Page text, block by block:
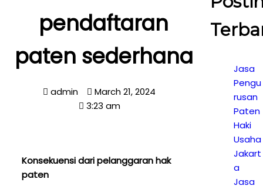
pendaftaran
paten sederhana
admin
March 21, 2024
3:23 am
Konsekuensi dari pelanggaran hak
paten
Jasa
Pengu
rusan
Paten
Haki
Usaha
Jakart
a
Jasa